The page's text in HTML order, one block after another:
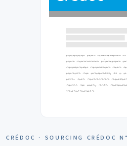
CRÉDOC · SOURCING CRÉDOC